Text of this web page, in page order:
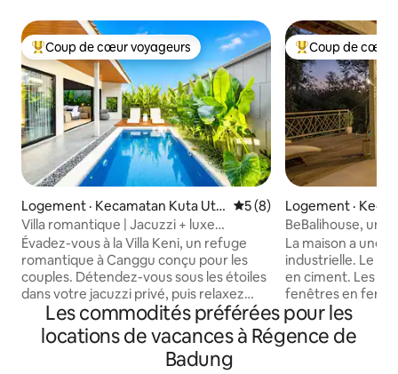
Coup de cœur voyageurs parmi les plus aimés
Coup de cœur voyageurs
Logement · Kecamatan Kuta Uta
ra
Note moyenne de 5 sur 5,
5 (8)
Villa romantique | Jacuzzi + luxe
moderne
Évadez-vous à la Villa Keni, un refuge
romantique à Canggu conçu pour les
couples. Détendez-vous sous les étoiles
dans votre jacuzzi privé, puis relaxez
dans des intérieurs élégants et
modernes aux textures naturelles
chaleureuses. 2 chambres, 2 salles de
bain, peut accueillir jusqu'à 4 personnes.
Coup de cœur
Coup de cœur
Logement ·
ud
BeBalihouse, une
La maison a une
industrielle. Le
en ciment. Les
fenêtres en fer
jungle depuis la
maison. Un
rustique est
Les commodités préférées pour les
locations de vacances à Régence de
Badung